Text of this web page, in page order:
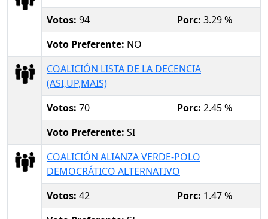
Votos: 94 Porc: 3.29 %
Voto Preferente: NO
COALICIÓN LISTA DE LA DECENCIA
(ASI,UP,MAIS)
Votos: 70 Porc: 2.45 %
Voto Preferente: SI
COALICIÓN ALIANZA VERDE-POLO
DEMOCRÁTICO ALTERNATIVO
Votos: 42 Porc: 1.47 %